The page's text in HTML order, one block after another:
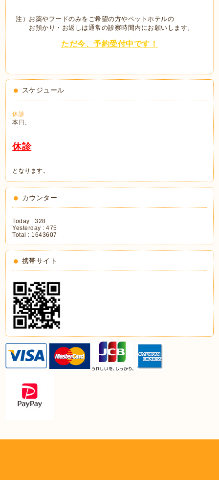
注）お薬やフードのみをご希望の方やペットホテルの
お預かり・お返しは通常の診察時間内にお願いします。
ただ今、予約受付中です！
スケジュール
休診
本日、
休診
となります。
カウンター
Today :328
Yesterday :475
Total : 1643607
携帯サイト